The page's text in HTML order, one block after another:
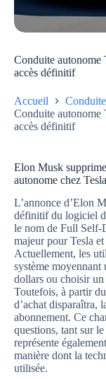
Conduite autonome
accès définitif
Accueil
Conduite
Conduite autonome
accès définitif
Elon Musk
autonome chez Tesla
L’annonce d’Elon
définitif du logiciel
le nom de Full
majeur pour Tesla
Actuellement, les
système
dollars ou choisir un
Toutefois, à partir
d’achat disparaîtra,
abonnement. Ce
questions, tant sur
représente
manière dont la
utilisée.